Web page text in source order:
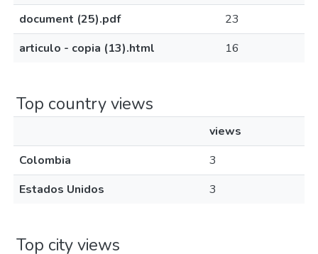
document (25).pdf
23
articulo - copia (13).html
16
Top country views
views
Colombia
3
Estados Unidos
3
Top city views